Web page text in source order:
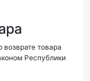
возврате товара
Республики